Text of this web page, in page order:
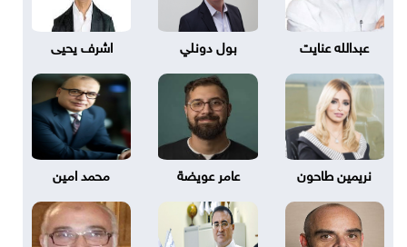
عبدالله عنايت بول دونلي اشرف يحيى
نريمين طاحون عامر عويضة محمد امين